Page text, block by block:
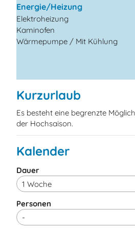
Energie/Heizung
Elektroheizung
Kaminofen
Wärmepumpe / Mit Kühlung
Kurzurlaub
Es besteht eine begrenzte
der Hochsaison.
Kalender
Dauer
Personen